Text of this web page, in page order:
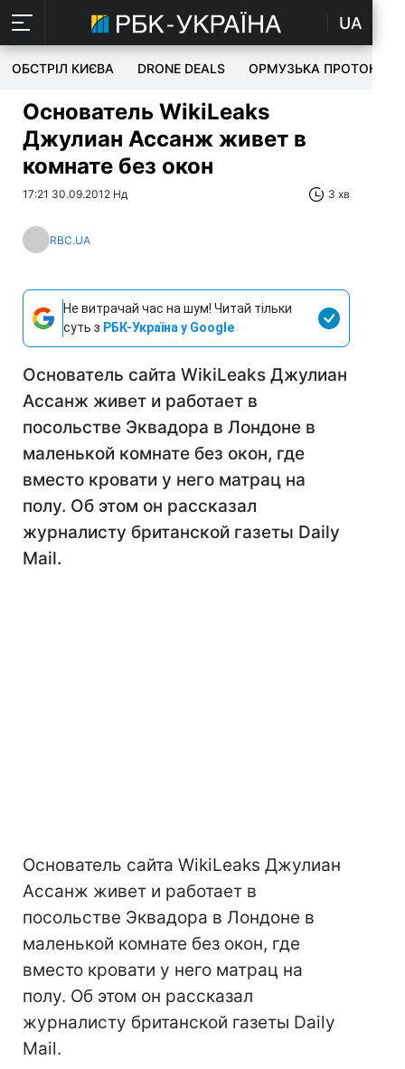
UA
ОБСТРІЛ КИЄВА DRONE DEALS ОРМУЗЬКА ПРОТОКА
Основатель WikiLeaks
Джулиан Ассанж живет в
комнате без окон
17:21 30.09.2012 Нд 3 хв
RBC.UA
Не витрачай час на шум! Читай тільки
суть з РБК-Україна у Google
Основатель сайта WikiLeaks Джулиан
Ассанж живет и работает в
посольстве Эквадора в Лондоне в
маленькой комнате без окон, где
вместо кровати у него матрац на
полу. Об этом он рассказал
журналисту британской газеты Daily
Mail.
Основатель сайта WikiLeaks Джулиан
Ассанж живет и работает в
посольстве Эквадора в Лондоне в
маленькой комнате без окон, где
вместо кровати у него матрац на
полу. Об этом он рассказал
журналисту британской газеты Daily
Mail.